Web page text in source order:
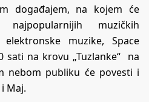
događajem, na kojem će
muzičkih
muzike, Space
sati na krovu „Tuzlanke“ na
nebom publiku će povesti i
Maj.